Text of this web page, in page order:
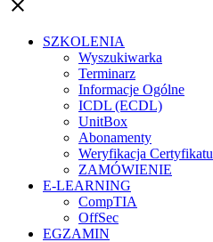
clear
SZKOLENIA
Wyszukiwarka
Terminarz
Informacje Ogólne
ICDL (ECDL)
UnitBox
Abonamenty
Weryfikacja Certyfikatu
ZAMÓWIENIE
E-LEARNING
CompTIA
OffSec
EGZAMIN